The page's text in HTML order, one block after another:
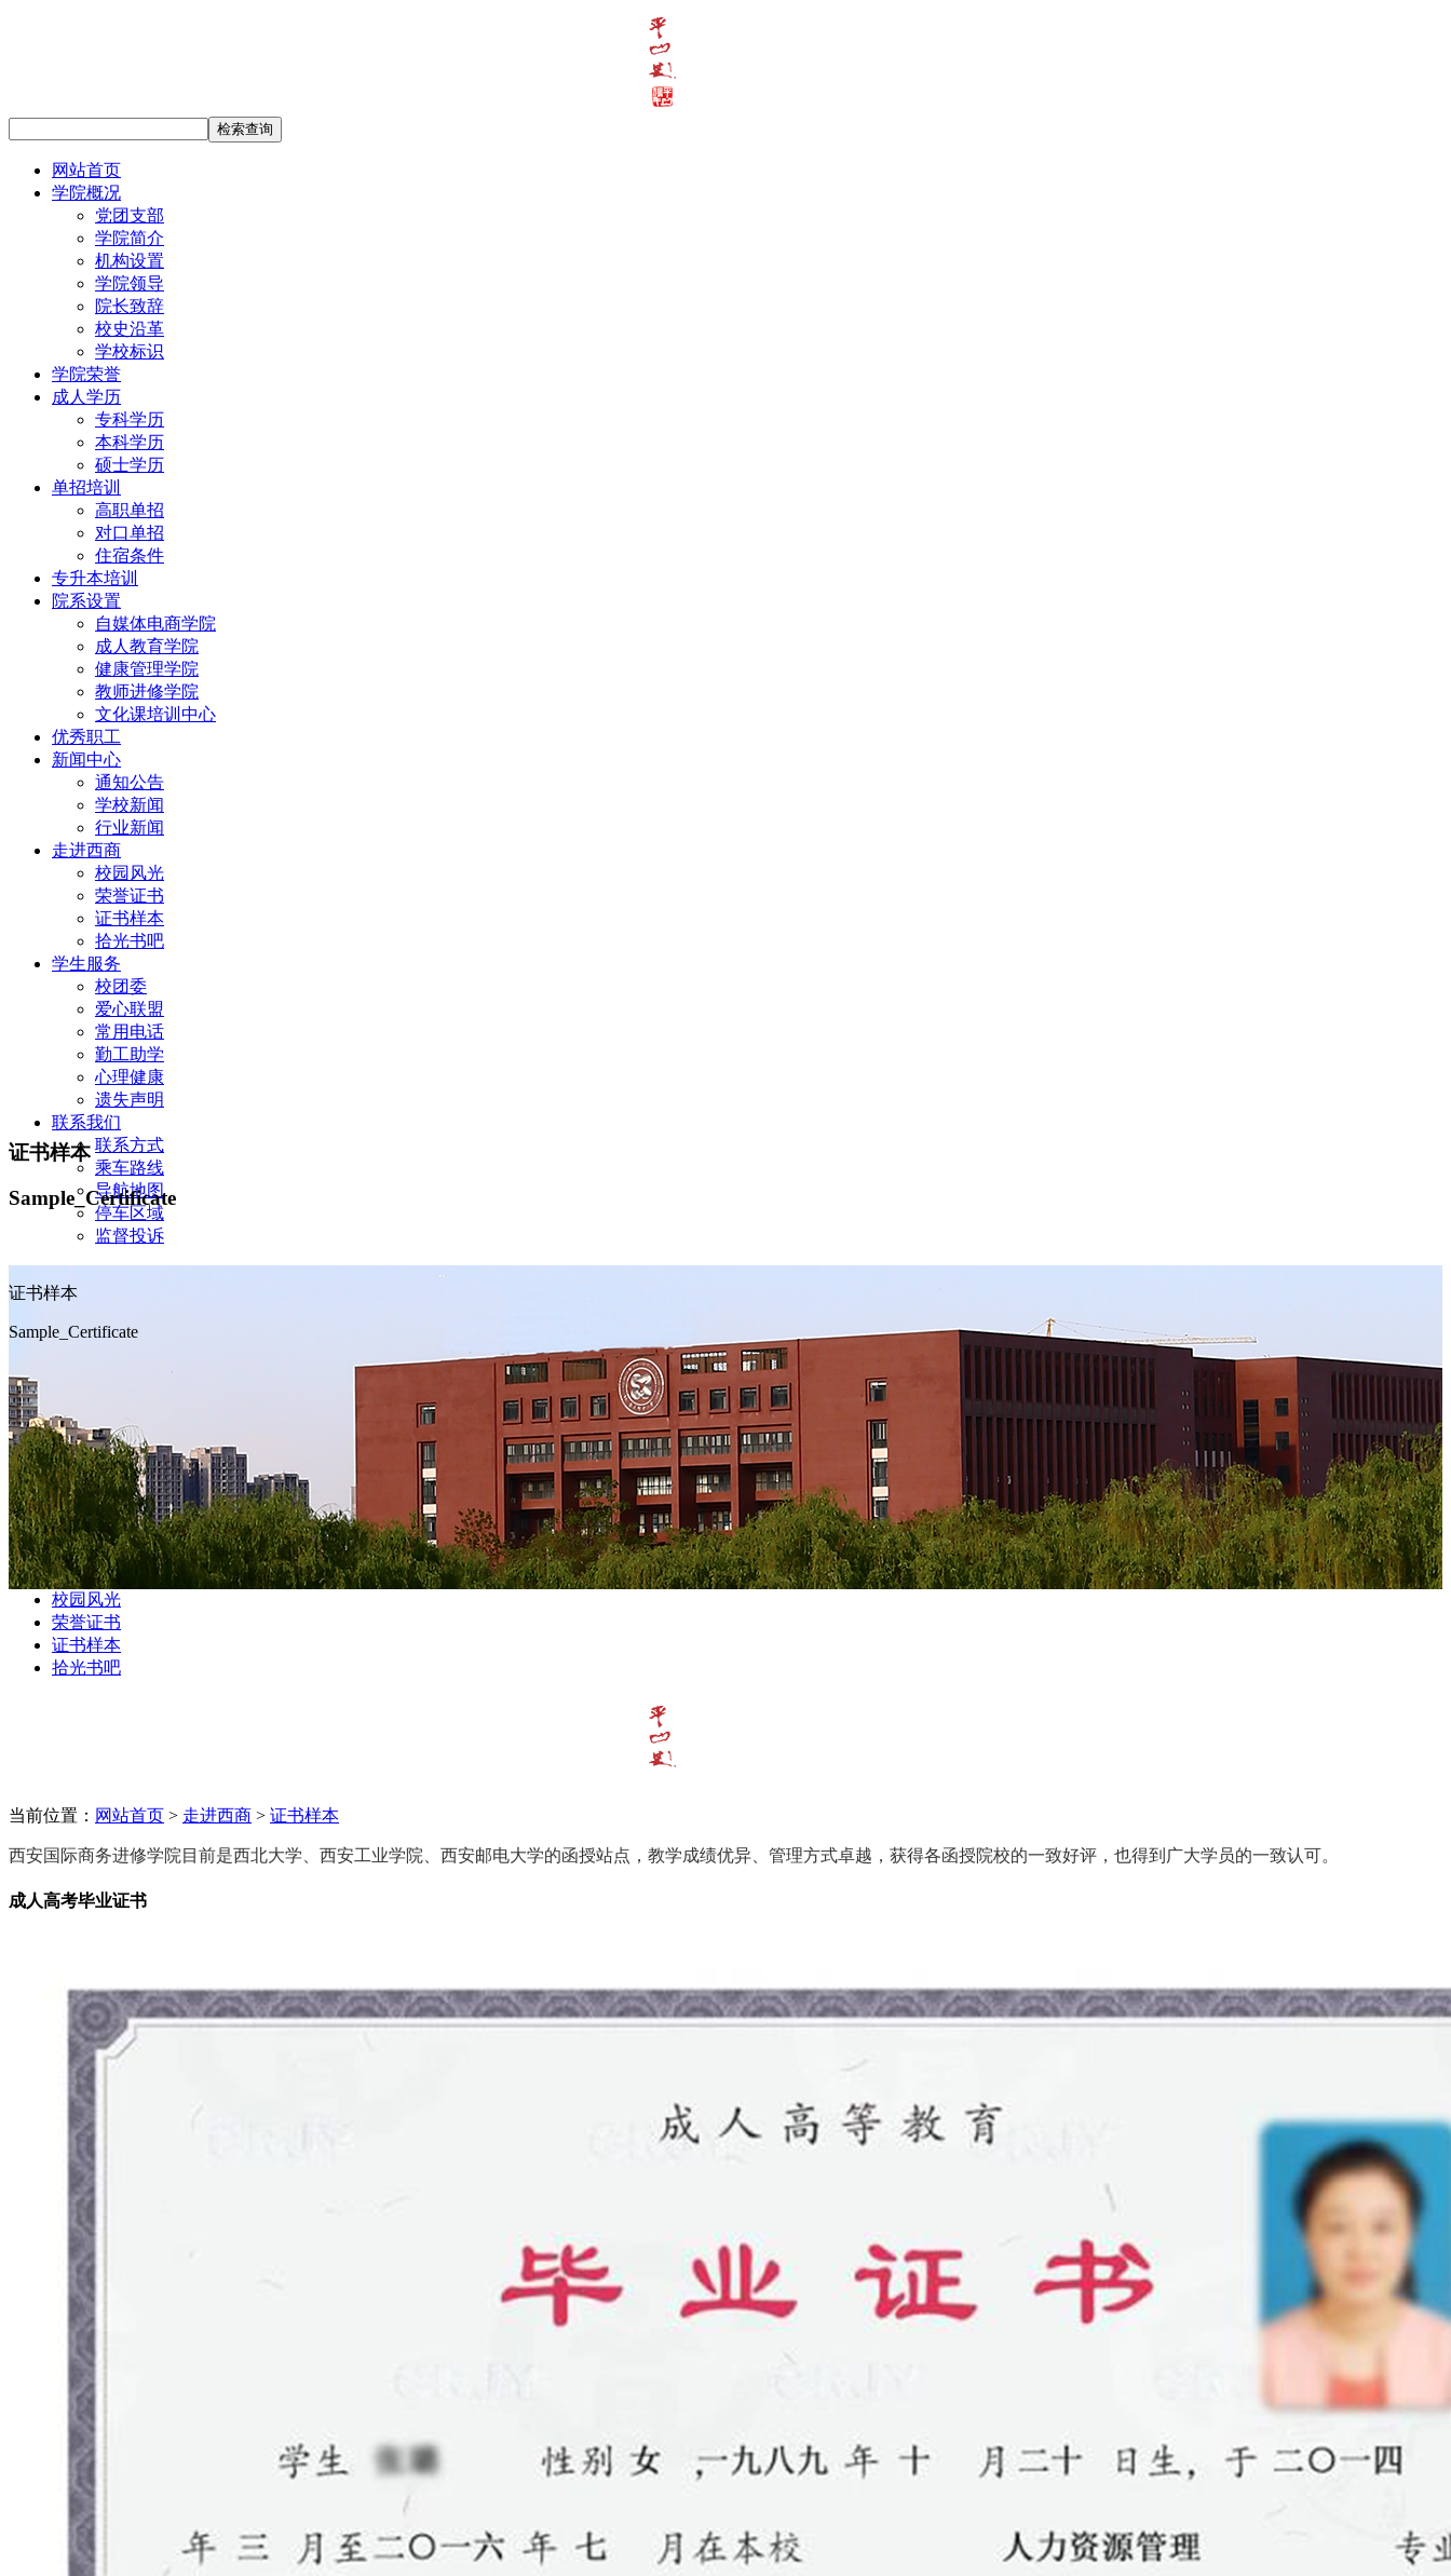
网站首页
学院概况
党团支部
学院简介
机构设置
学院领导
院长致辞
校史沿革
学校标识
学院荣誉
成人学历
专科学历
本科学历
硕士学历
单招培训
高职单招
对口单招
住宿条件
专升本培训
院系设置
自媒体电商学院
成人教育学院
健康管理学院
教师进修学院
文化课培训中心
优秀职工
新闻中心
通知公告
学校新闻
行业新闻
走进西商
校园风光
荣誉证书
证书样本
拾光书吧
学生服务
校团委
爱心联盟
常用电话
勤工助学
心理健康
遗失声明
联系我们
联系方式
乘车路线
导航地图
停车区域
监督投诉
证书样本
Sample_Certificate
证书样本
Sample_Certificate
校园风光
荣誉证书
证书样本
拾光书吧
当前位置： 网站首页 > 走进西商 > 证书样本
西安国际商务进修学院目前是西北大学、西安工业学院、西安邮电大学的函授站点，教学成绩优异、管理方式卓越，获得各函授院校的一致好评，也得到广大学员的一致认可。
成人高考毕业证书